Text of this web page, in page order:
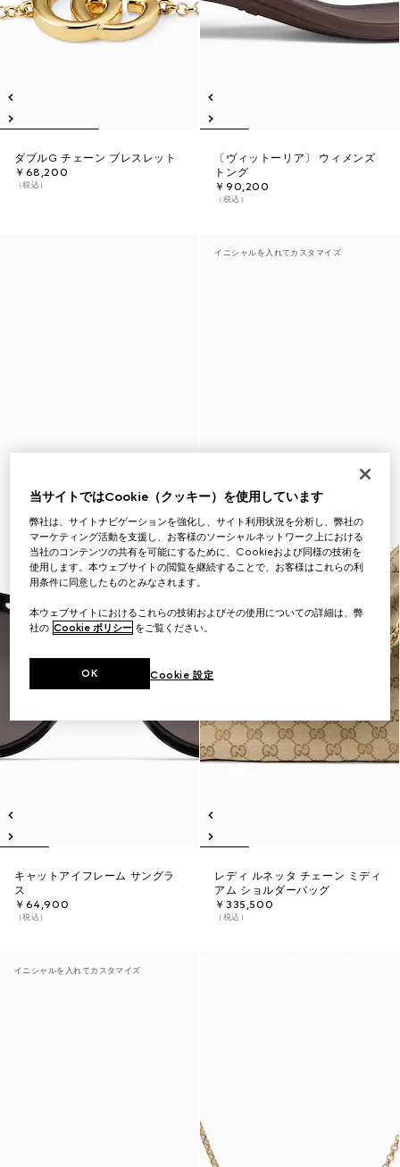
ダブルG チェーン ブレスレット
￥68,200
（税込）
〔ヴィットーリア〕 ウィメンズ
トング
￥90,200
（税込）
キャットアイフレーム サングラ
ス
￥64,900
（税込）
イニシャルを入れてカスタマイズ
レディ ルネッタ チェーン ミディ
アム ショルダーバッグ
￥335,500
（税込）
イニシャルを入れてカスタマイズ
当サイトではCookie（クッキー）を使用しています
弊社は、サイトナビゲーションを強化し、サイト利用状況を分析し、弊社の
マーケティング活動を支援し、お客様のソーシャルネットワーク上における
当社のコンテンツの共有を可能にするために、Cookieおよび同様の技術を
使用します。本ウェブサイトの閲覧を継続することで、お客様はこれらの利
用条件に同意したものとみなされます。
本ウェブサイトにおけるこれらの技術およびその使用についての詳細は、弊
社の Cookie ポリシー をご覧ください。
Cookie 設定
OK